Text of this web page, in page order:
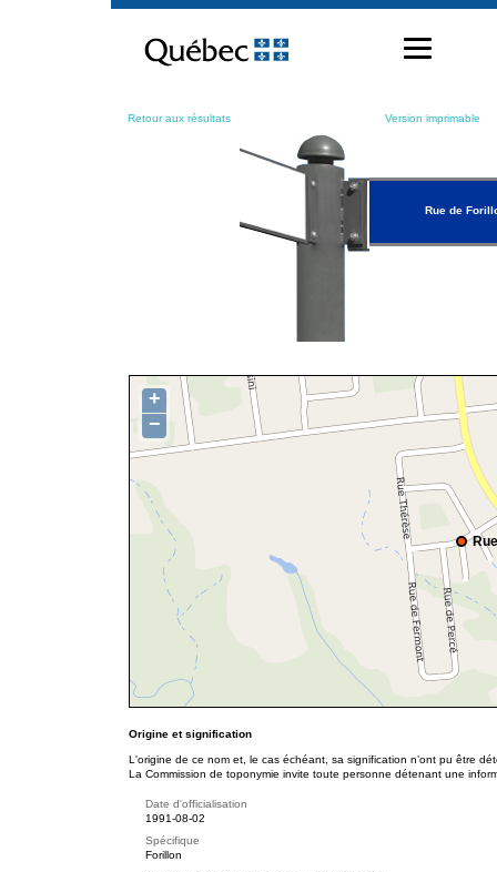
contenu
Retour aux résultats Version imprimable
Rue de
+
−
Origine et signification
L'origine de ce nom et, le cas échéant, sa signification n’ont pu être
La Commission de toponymie invite toute personne détenant une
Date d'officialisation
1991-08-02
Spécifique
Forillon